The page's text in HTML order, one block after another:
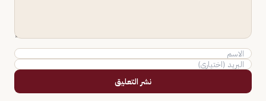
نشر التعليق